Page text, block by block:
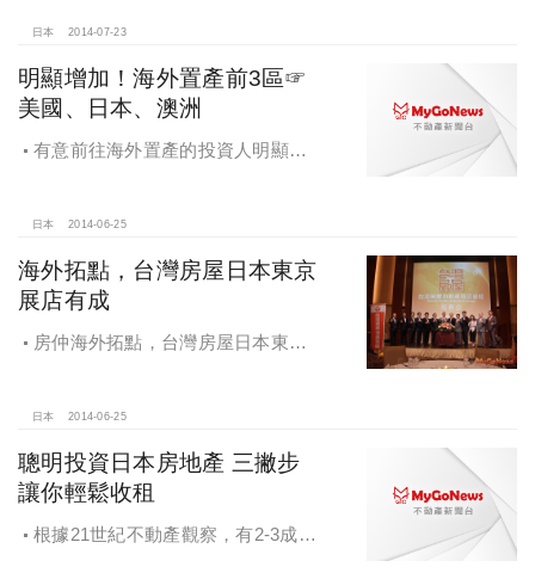
日本 2014-07-23
明顯增加！海外置產前3區☞
美國、日本、澳洲
有意前往海外置產的投資人明顯增
日本 2014-06-25
海外拓點，台灣房屋日本東京
展店有成
房仲海外拓點，台灣房屋日本東京
日本 2014-06-25
聰明投資日本房地產 三撇步
讓你輕鬆收租
根據21世紀不動產觀察，有2-3成民